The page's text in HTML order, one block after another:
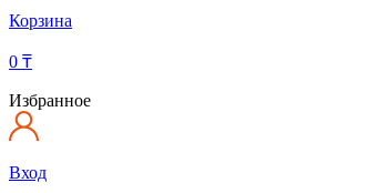
Корзина
0 ₸
Избранное
Вход